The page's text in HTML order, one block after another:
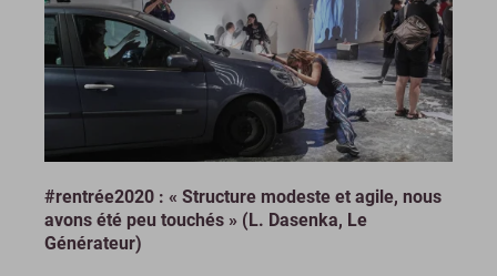
#rentrée2020 : « Structure modeste et agile, nous
avons été peu touchés » (L. Dasenka, Le
Générateur)